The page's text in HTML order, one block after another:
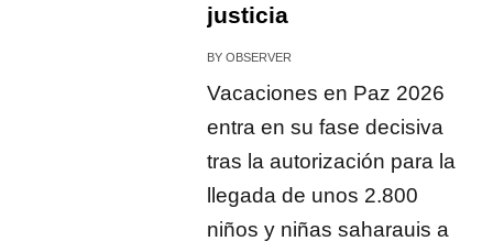
justicia
BYOBSERVER
Vacaciones en Paz 2026
entra en su fase decisiva
tras la autorización para la
llegada de unos 2.800
niños y niñas saharauis a